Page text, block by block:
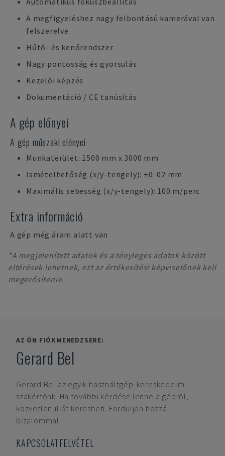
A megfigyeléshez nagy felbontású kamerával van
felszerelve
Hűtő- és kenőrendszer
Nagy pontosság és gyorsulás
Kezelői képzés
Dokumentáció / CE tanúsítás
A gép előnyei
A gép műszaki előnyei
Munkaterület: 1500 mm x 3000 mm
Ismételhetőség (x/y-tengely): ±0. 02 mm
Maximális sebesség (x/y-tengely): 100 m/perc
Extra információ
A gép még áram alatt van
*A megjelenített adatok és a tényleges adatok között
eltérések lehetnek, ezt az értékesítési képviselőnek kell
megerősítenie.
AZ ÖN FIÓKMENEDZSERE:
Gerard Bel
Gerard Bel az egyik használtgép-kereskedelmi
szakértőnk. Ha további kérdése lenne a gépről,
közvetlenül őt keresheti. Forduljon hozzá
bizalommal.
KAPCSOLATFELVÉTEL